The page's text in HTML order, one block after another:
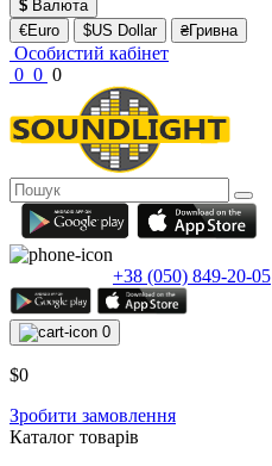
$ Валюта
€Euro
$US Dollar ₴Гривна
Особистий кабінет
0 0 0
+38 (050) 849-20-05
0
$0
Зробити замовлення
Каталог товарів